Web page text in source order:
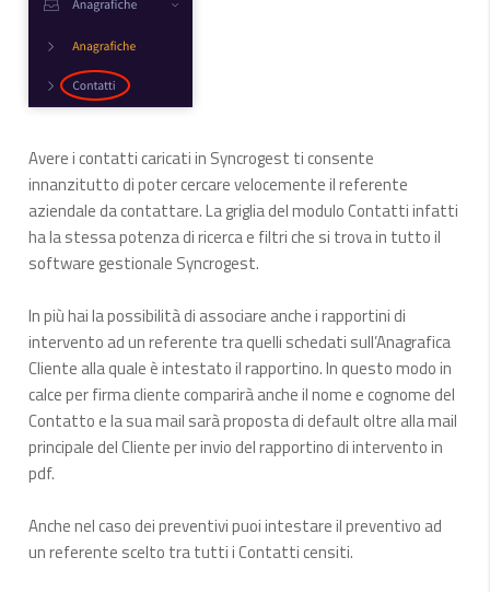
Avere i contatti caricati in Syncrogest ti consente
innanzitutto di poter cercare velocemente il referente
aziendale da contattare. La griglia del modulo Contatti infatti
ha la stessa potenza di ricerca e filtri che si trova in tutto il
software gestionale Syncrogest.
In più hai la possibilità di associare anche i rapportini di
intervento ad un referente tra quelli schedati sull’Anagrafica
Cliente alla quale è intestato il rapportino. In questo modo in
calce per firma cliente comparirà anche il nome e cognome del
Contatto e la sua mail sarà proposta di default oltre alla mail
principale del Cliente per invio del rapportino di intervento in
pdf.
Anche nel caso dei preventivi puoi intestare il preventivo ad
un referente scelto tra tutti i Contatti censiti.